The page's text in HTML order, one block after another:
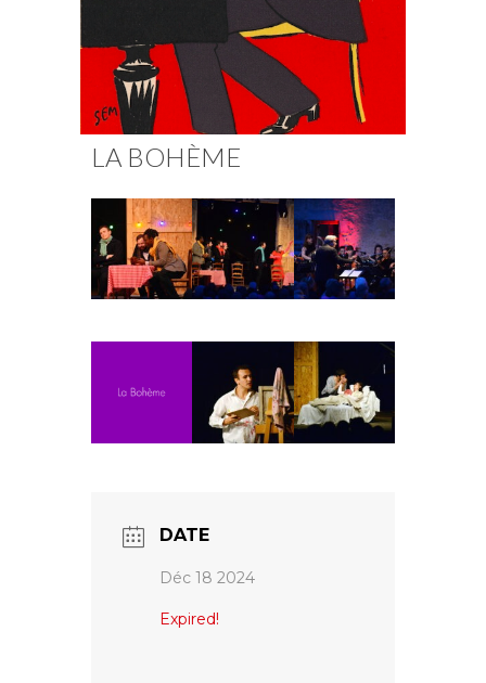
Fuoco Obbligato
Fuoco Jazz
Archives
Galerie
Presse
Nous soutenir
Contact
LA BOHÈME
DATE
Déc 18 2024
Expired!